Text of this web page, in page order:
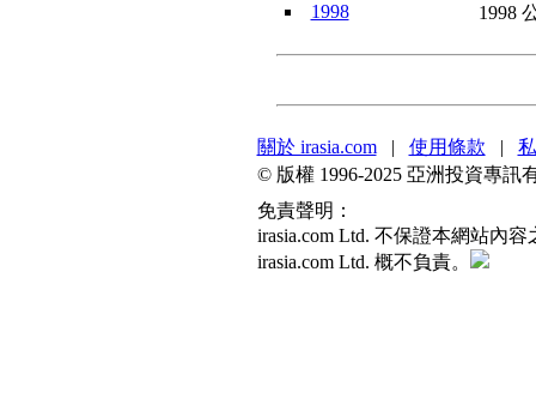
1998
1998
關於 irasia.com| 使用條款 |
© 版權 1996-2025 亞洲投資專訊
免責聲明：
irasia.com Ltd. 不保證本網站內
irasia.com Ltd. 概不負責。